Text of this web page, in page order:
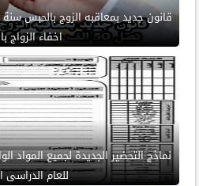
اخفاء الزواج
نماذج التحضير الجديدة لجميع المواد
للعام الدراسى